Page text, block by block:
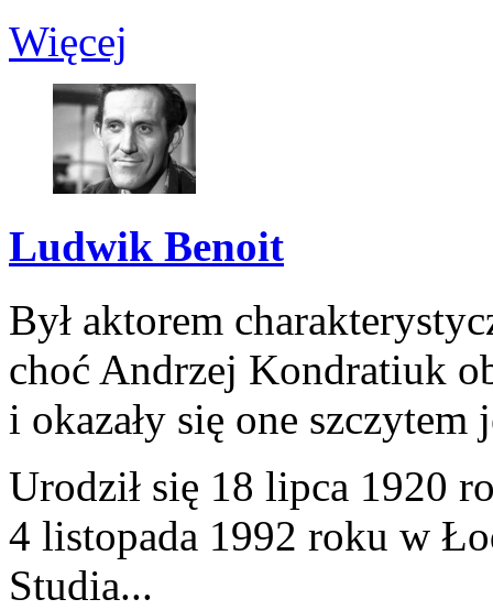
Więcej
Ludwik Benoit
Był aktorem
choć Andrzej Kondratiuk
i okazały się one
Urodził się 18 lipca 1920
4 listopada 1992 roku w
Studia...